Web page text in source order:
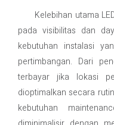
Kelebihan utama
pada visibilitas dan
kebutuhan instalasi
pertimbangan. Dari
terbayar jika lokasi
dioptimalkan secara
kebutuhan